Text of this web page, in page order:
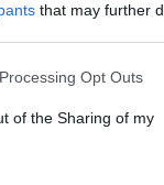
that may further
website/app uses one
or usage behaviour.
to Google and its
specified purposes
Opt Outs
of the Sharing of my
Brakuje
abonenci